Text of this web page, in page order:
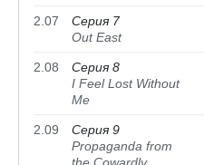
2.07
Серия 7
Out East
2.08
Серия 8
I Feel Lost Without
Me
2.09
Серия 9
Propaganda from